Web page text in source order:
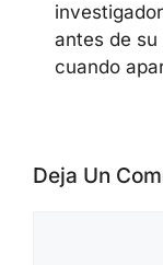
antes de
cuando
Deja Un